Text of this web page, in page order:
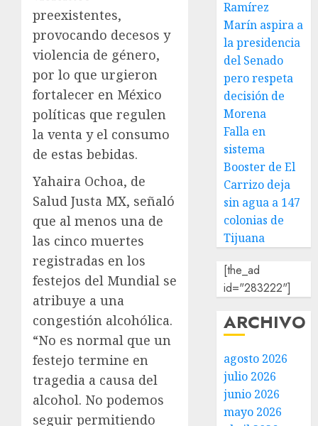
preexistentes,
provocando decesos y
violencia de género,
por lo que urgieron
fortalecer en México
políticas que regulen
la venta y el consumo
de estas bebidas.
Yahaira Ochoa, de
Salud Justa MX, señaló
que al menos una de
las cinco muertes
registradas en los
festejos del Mundial se
atribuye a una
congestión alcohólica.
“No es normal que un
festejo termine en
tragedia a causa del
alcohol. No podemos
seguir permitiendo
Ramírez
Marín aspira a
la presidencia
del Senado
pero respeta
decisión de
Morena
Falla en
sistema
Booster de El
Carrizo deja
sin agua a 147
colonias de
Tijuana
[the_ad
id="283222"]
ARCHIVO
agosto 2026
julio 2026
junio 2026
mayo 2026